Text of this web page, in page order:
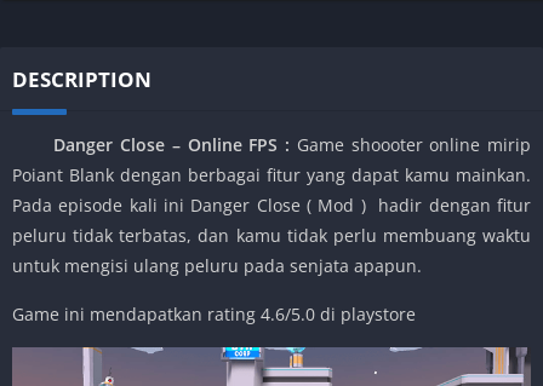
DESCRIPTION
Danger Close – Online FPS : Game shoooter online mirip
Poiant Blank dengan berbagai fitur yang dapat kamu mainkan.
Pada episode kali ini Danger Close ( Mod ) hadir dengan fitur
peluru tidak terbatas, dan kamu tidak perlu membuang waktu
untuk mengisi ulang peluru pada senjata apapun.
Game ini mendapatkan rating 4.6/5.0 di playstore